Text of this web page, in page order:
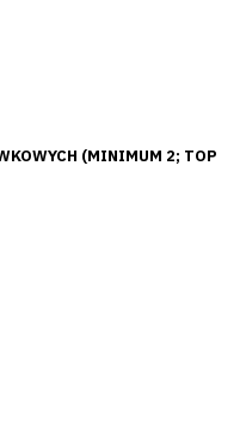
(MINIMUM 2; TOP